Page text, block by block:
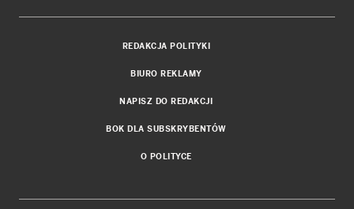
REDAKCJA POLITYKI
BIURO REKLAMY
NAPISZ DO REDAKCJI
BOK DLA SUBSKRYBENTÓW
O POLITYCE